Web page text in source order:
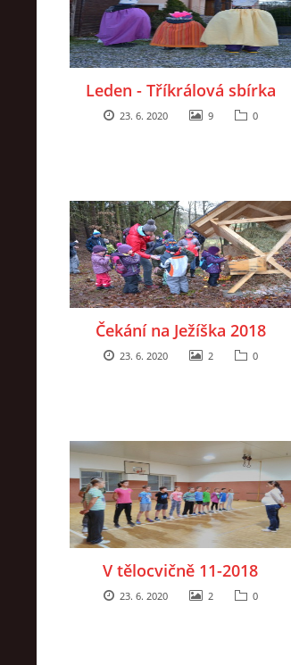
Leden - Tříkrálová sbírka
23. 6. 2020 9 0
Čekání na Ježíška 2018
23. 6. 2020 2 0
V tělocvičně 11-2018
23. 6. 2020 2 0